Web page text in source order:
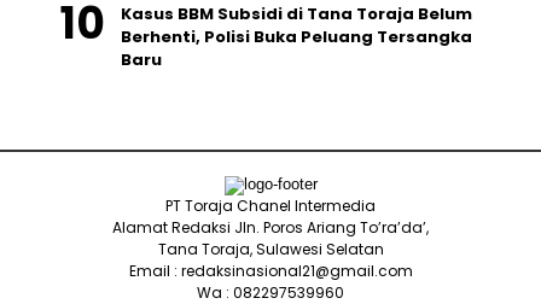
Kasus BBM Subsidi di Tana Toraja Belum
Berhenti, Polisi Buka Peluang Tersangka
Baru
PT Toraja Chanel Intermedia
Alamat Redaksi Jln. Poros Ariang To’ra’da’,
Tana Toraja, Sulawesi Selatan
Email : redaksinasional21@gmail.com
Wa : 082297539960